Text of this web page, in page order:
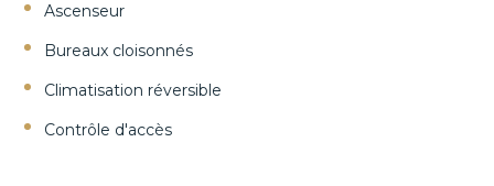
Ascenseur
Bureaux cloisonnés
Climatisation réversible
Contrôle d'accès